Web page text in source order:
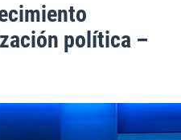
política –